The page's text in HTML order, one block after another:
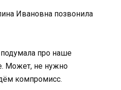
Ивановна позвонила
подумала про наше
Может, не нужно
компромисс.